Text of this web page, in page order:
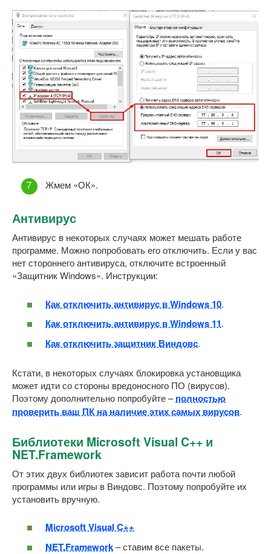
Жмем «ОК».
Антивирус
Антивирус в некоторых случаях может мешать работе
программе. Можно попробовать его отключить. Если у вас
нет стороннего антивируса, отключите встроенный
«Защитник Windows». Инструкции:
Как отключить антивирус в Windows 10.
Как отключить антивирус в Windows 11.
Как отключить защитник Виндовс.
Кстати, в некоторых случаях блокировка установщика
может идти со стороны вредоносного ПО (вирусов).
Поэтому дополнительно попробуйте –полностью
проверить ваш ПК на наличие этих самых вирусов.
Библиотеки Microsoft Visual C++ и
NET.Framework
От этих двух библиотек зависит работа почти любой
программы или игры в Виндовс. Поэтому попробуйте их
установить вручную.
Microsoft Visual C++
NET.Framework– ставим все пакеты.